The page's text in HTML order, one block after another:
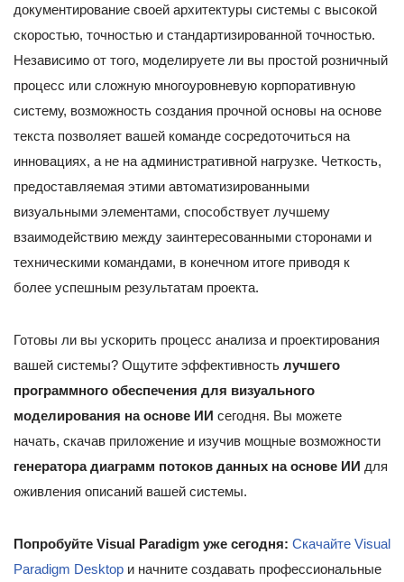
документирование своей архитектуры системы с высокой
скоростью, точностью и стандартизированной точностью.
Независимо от того, моделируете ли вы простой розничный
процесс или сложную многоуровневую корпоративную
систему, возможность создания прочной основы на основе
текста позволяет вашей команде сосредоточиться на
инновациях, а не на административной нагрузке. Четкость,
предоставляемая этими автоматизированными
визуальными элементами, способствует лучшему
взаимодействию между заинтересованными сторонами и
техническими командами, в конечном итоге приводя к
более успешным результатам проекта.
Готовы ли вы ускорить процесс анализа и проектирования
вашей системы? Ощутите эффективность лучшего
программного обеспечения для визуального
моделирования на основе ИИ сегодня. Вы можете
начать, скачав приложение и изучив мощные возможности
генератора диаграмм потоков данных на основе ИИ для
оживления описаний вашей системы.
Попробуйте Visual Paradigm уже сегодня: Скачайте Visual
Paradigm Desktop и начните создавать профессиональные